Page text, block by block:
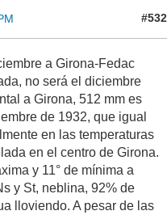
#532
a Girona-Fedac
no será el diciembre
a Girona, 512 mm es
de 1932, que igual
en las temperaturas
en el centro de Girona.
y 11° de mínima a
y St, neblina, 92% de
lloviendo. A pesar de las